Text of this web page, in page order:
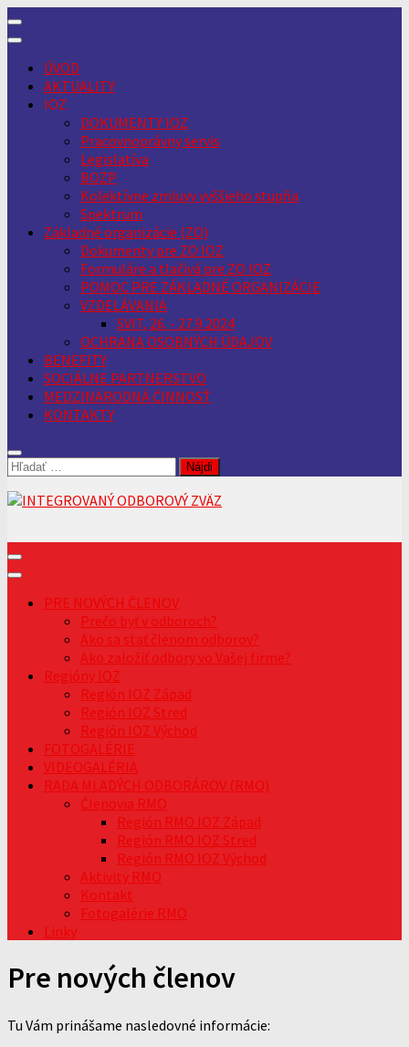
Skip
to
ÚVOD
AKTUALITY
IOZ
DOKUMENTY IOZ
Pracovnoprávny servis
Legislatíva
BOZP
Kolektívne zmluvy vyššieho stupňa
Spektrum
Základné organizácie (ZO)
Dokumenty pre ZO IOZ
Formuláre a tlačivá pre ZO IOZ
POMOC PRE ZÁKLADNÉ ORGANIZÁCIE
VZDELÁVANIA
SVIT, 26. - 27.9.2024
OCHRANA OSOBNÝCH ÚDAJOV
BENEFITY
SOCIÁLNE PARTNERSTVO
MEDZINÁRODNÁ ČINNOSŤ
KONTAKTY
Hľadať:
PRE NOVÝCH ČLENOV
Prečo byť v odboroch?
Ako sa stať členom odborov?
Ako založiť odbory vo Vašej firme?
Regióny IOZ
Región IOZ Západ
Región IOZ Stred
Región IOZ Východ
FOTOGALÉRIE
VIDEOGALÉRIA
RADA MLADÝCH ODBORÁROV (RMO)
Členovia RMO
Región RMO IOZ Západ
Región RMO IOZ Stred
Región RMO IOZ Východ
Aktivity RMO
Kontakt
Fotogalérie RMO
Linky
Pre nových členov
Tu Vám prinášame nasledovné informácie: